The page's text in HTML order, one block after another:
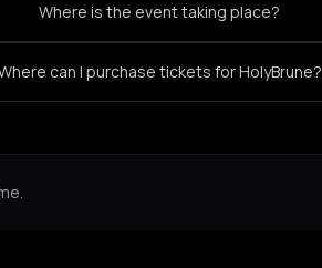
Where is the event taking place?
can I purchase tickets for HolyBrune?